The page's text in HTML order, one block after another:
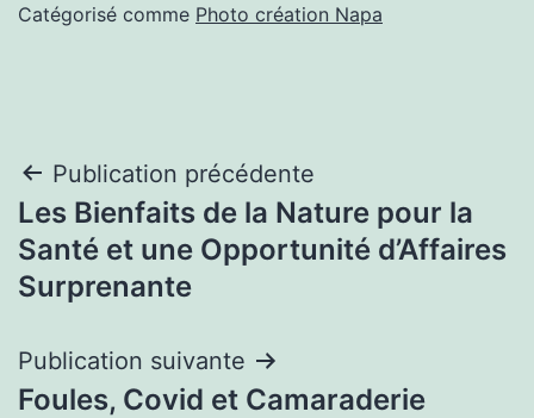
Catégorisé comme Photo création Napa
Navigation
de
l’article
Publication précédente
Les Bienfaits de la Nature pour la
Santé et une Opportunité d’Affaires
Surprenante
Publication suivante
Foules, Covid et Camaraderie